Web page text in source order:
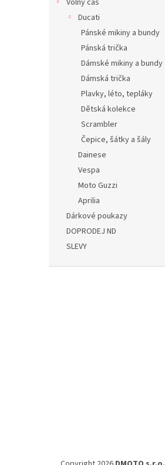
Volný čas
Ducati
Pánské mikiny a bundy
Pánská trička
Dámské mikiny a bundy
Dámská trička
Plavky, léto, tepláky
Dětská kolekce
Scrambler
Čepice, šátky a šály
Dainese
Vespa
Moto Guzzi
Aprilia
Dárkové poukazy
DOPRODEJ ND
SLEVY